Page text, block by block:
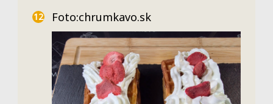
Foto:chrumkavo.sk